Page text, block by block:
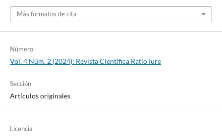
Más formatos de cita
Número
Vol. 4 Núm. 2 (2024): Revista Científica Ratio Iure
Sección
Artículos originales
Licencia